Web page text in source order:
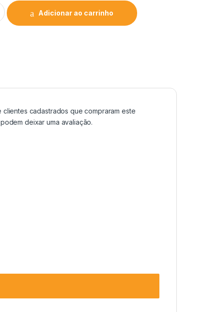
Adicionar ao carrinho
clientes cadastrados que compraram este
deixar uma avaliação.